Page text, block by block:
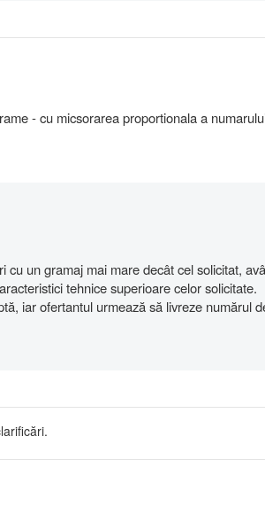
- cu micsorarea proportionala a
cu un gramaj mai mare decât cel solicitat,
tehnice superioare celor solicitate.
iar ofertantul urmează să livreze numărul